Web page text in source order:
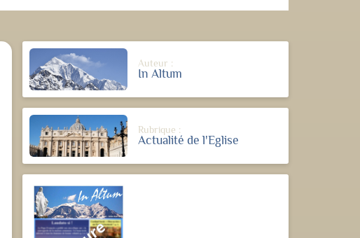
Auteur :
In Altum
Rubrique :
Actualité de l'Eglise